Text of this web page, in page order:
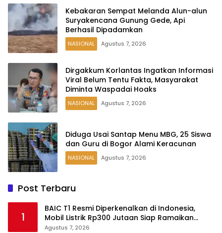
Kebakaran Sempat Melanda Alun-alun
Suryakencana Gunung Gede, Api
Berhasil Dipadamkan
NASIONAL Agustus 7, 2026
Dirgakkum Korlantas Ingatkan Informasi
Viral Belum Tentu Fakta, Masyarakat
Diminta Waspadai Hoaks
NASIONAL Agustus 7, 2026
Diduga Usai Santap Menu MBG, 25 Siswa
dan Guru di Bogor Alami Keracunan
NASIONAL Agustus 7, 2026
Post Terbaru
1
BAIC T1 Resmi Diperkenalkan di Indonesia,
Mobil Listrik Rp300 Jutaan Siap Ramaikan
Pasar EV
Agustus 7, 2026